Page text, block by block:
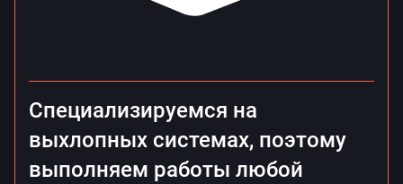
Специализируемся на
выхлопных системах, поэтому
выполняем работы любой